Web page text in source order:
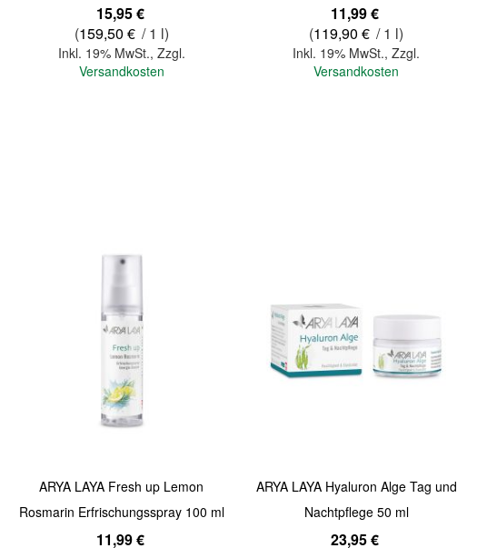
15,95 €
(159,50 € / 1 l)
Inkl. 19% MwSt., Zzgl.
Versandkosten
11,99 €
(119,90 € / 1 l)
Inkl. 19% MwSt.,Zzgl.
Versandkosten
Quickview
ARYA LAYA Fresh up Lemon
Rosmarin Erfrischungsspray 100 ml
11,99 €
ARYA LAYA Hyaluron Alge Tag und
Nachtpflege 50 ml
23,95 €